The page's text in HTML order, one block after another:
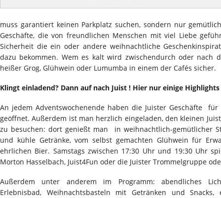
muss garantiert keinen Parkplatz suchen, sondern nur
Geschäfte, die von freundlichen Menschen mit viel Liebe
Sicherheit die ein oder andere weihnachtliche
dazu bekommen. Wem es kalt wird zwischendurch oder nach
heißer Grog, Glühwein oder Lumumba in einem der Cafés sicher.
Klingt einladend? Dann auf nach Juist ! Hier nur einige
An jedem Adventswochenende haben die Juister Geschäfte
geöffnet. Außerdem ist man herzlich eingeladen, den kleinen
zu besuchen: dort genießt man in weihnachtlich-gemütlicher
und kühle Getränke, vom selbst gemachten Glühwein für
ehrlichen Bier. Samstags zwischen 17:30 Uhr und 19:30 Uhr
Morton Hasselbach, Juist4Fun oder die Juister Trommelgruppe
Außerdem unter anderem im Programm: abendliches
Erlebnisbad, Weihnachtsbasteln mit Getränken und